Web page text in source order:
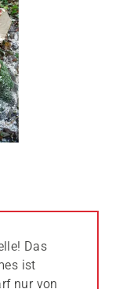
Das
ist
nur von